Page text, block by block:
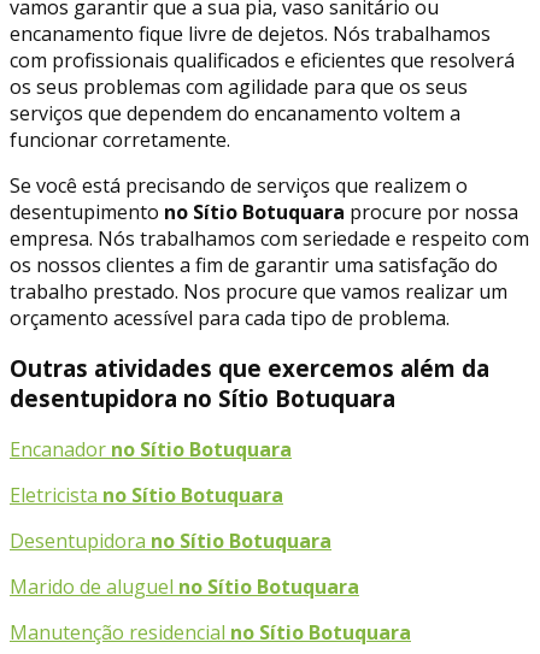
vamos garantir que a sua pia, vaso sanitário ou
encanamento fique livre de dejetos. Nós trabalhamos
com profissionais qualificados e eficientes que resolverá
os seus problemas com agilidade para que os seus
serviços que dependem do encanamento voltem a
funcionar corretamente.
Se você está precisando de serviços que realizem o
desentupimento no Sítio Botuquara procure por nossa
empresa. Nós trabalhamos com seriedade e respeito com
os nossos clientes a fim de garantir uma satisfação do
trabalho prestado. Nos procure que vamos realizar um
orçamento acessível para cada tipo de problema.
Outras atividades que exercemos além da
desentupidora no Sítio Botuquara
Encanador no Sítio Botuquara
Eletricista no Sítio Botuquara
Desentupidora no Sítio Botuquara
Marido de aluguel no Sítio Botuquara
Manutenção residencial no Sítio Botuquara